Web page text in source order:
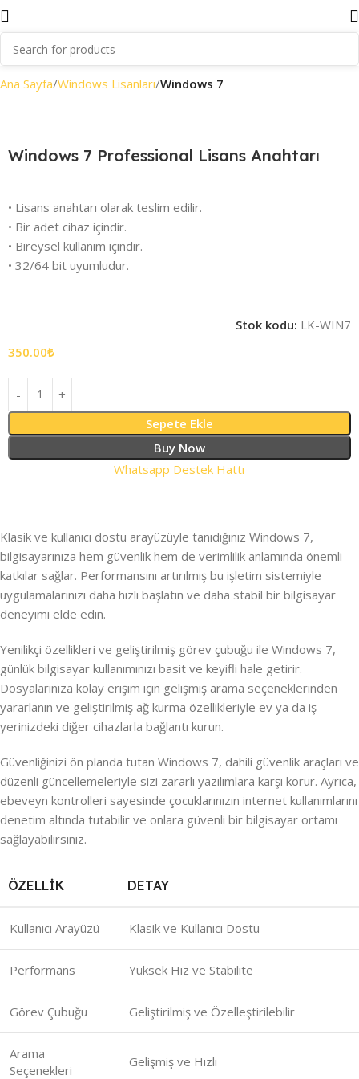
Ana Sayfa Windows Lisanları Windows 7
Windows 7 Professional Lisans Anahtarı
• Lisans anahtarı olarak teslim edilir.
• Bir adet cihaz içindir.
• Bireysel kullanım içindir.
• 32/64 bit uyumludur.
Stok kodu: LK-WIN7
350.00₺
Sepete Ekle
Buy Now
Whatsapp Destek Hattı
Klasik ve kullanıcı dostu arayüzüyle tanıdığınız Windows 7,
bilgisayarınıza hem güvenlik hem de verimlilik anlamında önemli
katkılar sağlar. Performansını artırılmış bu işletim sistemiyle
uygulamalarınızı daha hızlı başlatın ve daha stabil bir bilgisayar
deneyimi elde edin.
Yenilikçi özellikleri ve geliştirilmiş görev çubuğu ile Windows 7,
günlük bilgisayar kullanımınızı basit ve keyifli hale getirir.
Dosyalarınıza kolay erişim için gelişmiş arama seçeneklerinden
yararlanın ve geliştirilmiş ağ kurma özellikleriyle ev ya da iş
yerinizdeki diğer cihazlarla bağlantı kurun.
Güvenliğinizi ön planda tutan Windows 7, dahili güvenlik araçları ve
düzenli güncellemeleriyle sizi zararlı yazılımlara karşı korur. Ayrıca,
ebeveyn kontrolleri sayesinde çocuklarınızın internet kullanımlarını
denetim altında tutabilir ve onlara güvenli bir bilgisayar ortamı
sağlayabilirsiniz.
ÖZELLIK DETAY
Kullanıcı Arayüzü Klasik ve Kullanıcı Dostu
Performans Yüksek Hız ve Stabilite
Görev Çubuğu Geliştirilmiş ve Özelleştirilebilir
Arama
Seçenekleri
Gelişmiş ve Hızlı